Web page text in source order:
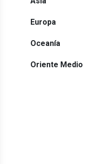
Europa
Oceanía
Oriente Medio